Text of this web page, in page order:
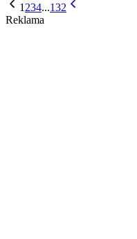
1 234...132
Reklama